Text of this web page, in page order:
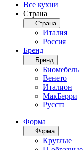
Все кухни
Страна
Страна
Италия
Россия
Бренд
Бренд
Биомебель
Венето
Италион
МакБерри
Русста
Форма
Форма
Круглые